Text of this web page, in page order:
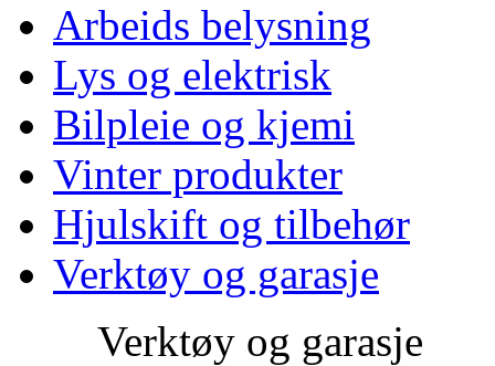
Arbeids belysning
Lys og elektrisk
Bilpleie og kjemi
Vinter produkter
Hjulskift og tilbehør
Verktøy og garasje
Verktøy og garasje